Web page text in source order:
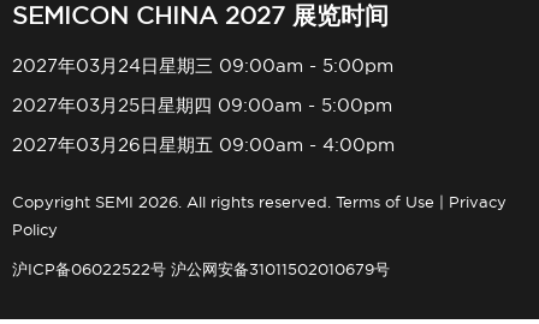
SEMICON CHINA 2027 展览时间
2027年03月24日星期三 09:00am - 5:00pm
2027年03月25日星期四 09:00am - 5:00pm
2027年03月26日星期五 09:00am - 4:00pm
Copyright SEMI 2026. All rights reserved. Terms of Use
Privacy
Policy
沪ICP备06022522号 沪公网安备31011502010679号